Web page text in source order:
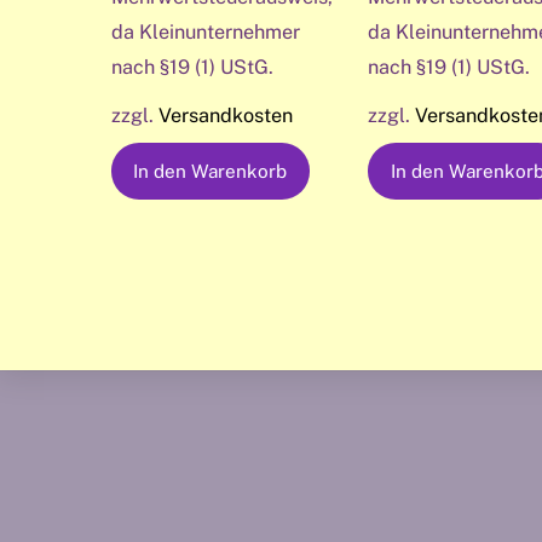
da Kleinunternehmer
nach §19 (1) UStG.
zzgl. Versandkosten
In den Warenkorb
da
nach §19 (1) UStG.
zzgl.
In den